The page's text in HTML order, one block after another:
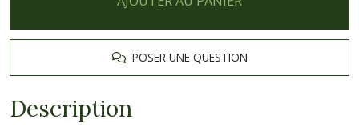
POSER UNE QUESTION
Description